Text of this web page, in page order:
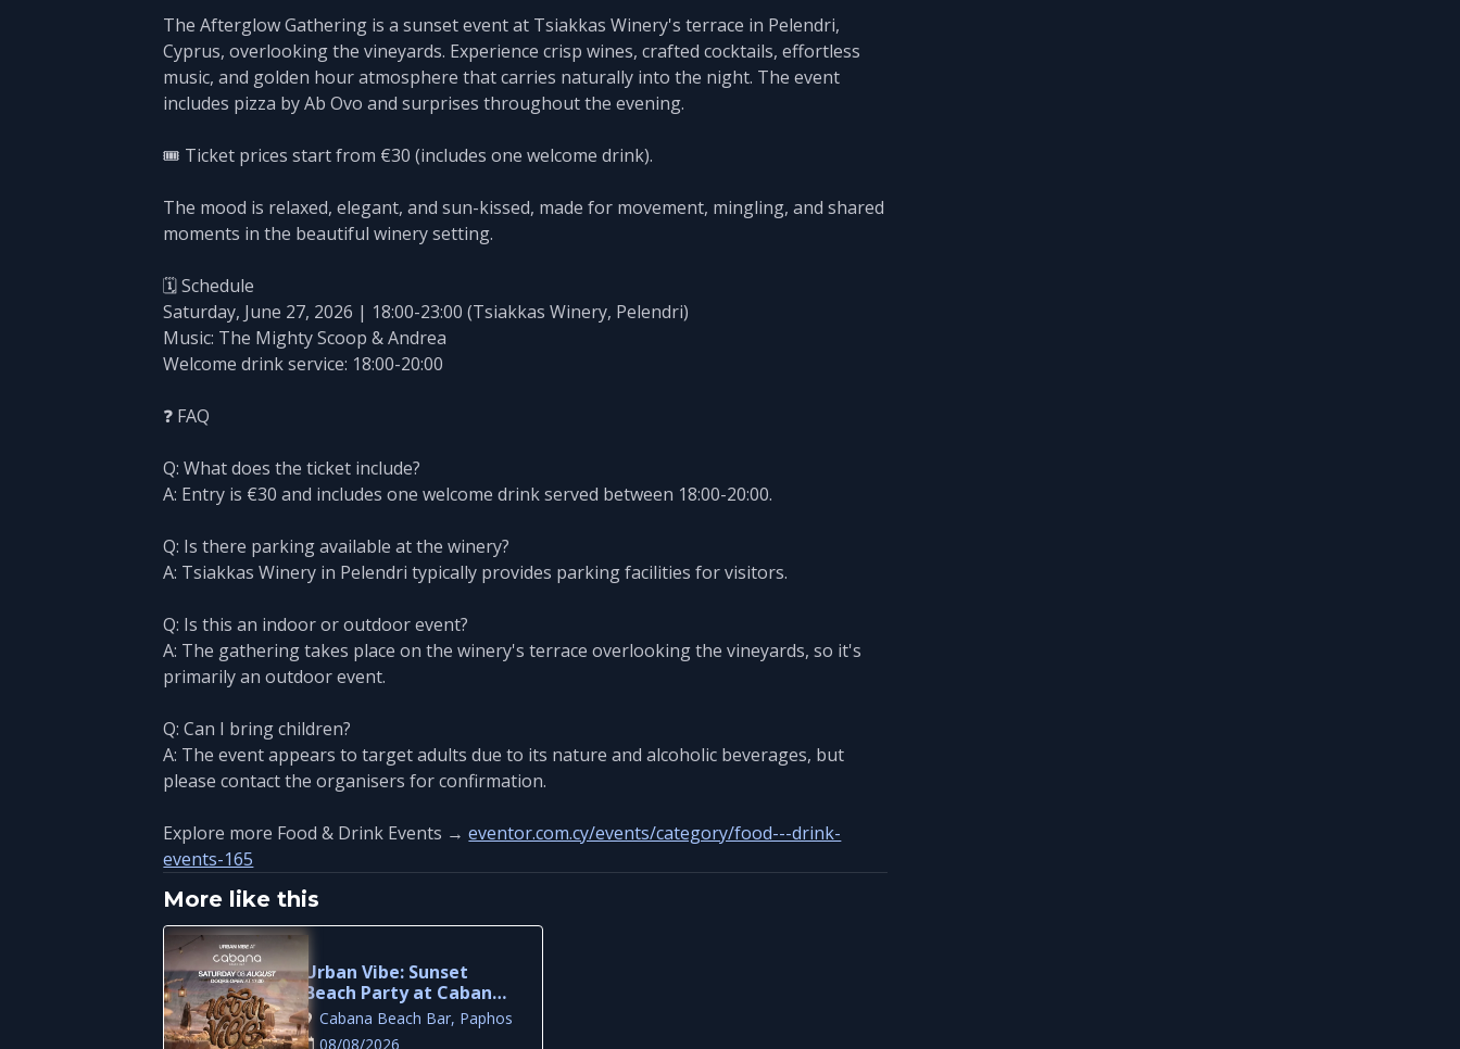
The Afterglow Gathering is a sunset event at Tsiakkas Winery's terrace in Pelendri,
Cyprus, overlooking the vineyards. Experience crisp wines, crafted cocktails, effortless
music, and golden hour atmosphere that carries naturally into the night. The event
includes pizza by Ab Ovo and surprises throughout the evening.
🎟️ Ticket prices start from €30 (includes one welcome drink).
The mood is relaxed, elegant, and sun-kissed, made for movement, mingling, and shared
moments in the beautiful winery setting.
🗓️ Schedule
Saturday, June 27, 2026 | 18:00-23:00 (Tsiakkas Winery, Pelendri)
Music: The Mighty Scoop & Andrea
Welcome drink service: 18:00-20:00
❓ FAQ
Q: What does the ticket include?
A: Entry is €30 and includes one welcome drink served between 18:00-20:00.
Q: Is there parking available at the winery?
A: Tsiakkas Winery in Pelendri typically provides parking facilities for visitors.
Q: Is this an indoor or outdoor event?
A: The gathering takes place on the winery's terrace overlooking the vineyards, so it's
primarily an outdoor event.
Q: Can I bring children?
A: The event appears to target adults due to its nature and alcoholic beverages, but
please contact the organisers for confirmation.
Explore more Food & Drink Events →eventor.com.cy/events/category/food---drink-
events-165
More like this
Urban Vibe: Sunset
Beach Party at Cabana
Beach Bar, Paphos
Cabana Beach Bar, Paphos
08/08/2026